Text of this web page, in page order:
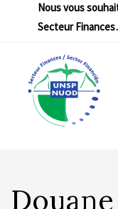
Nous vous
Secteur